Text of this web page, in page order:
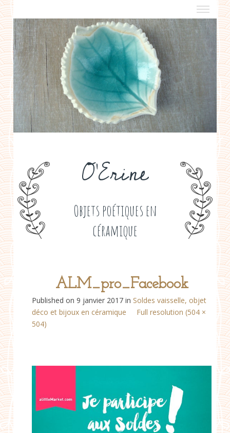
O'Erine
Objets poétiques en
céramique
a propos
boutiques de créateurs
contact
politique de confidentialité
ALM_pro_Facebook
Published on 9 janvier 2017 in Soldes vaisselle, objet
déco et bijoux en céramique
Full resolution (504 ×
504)